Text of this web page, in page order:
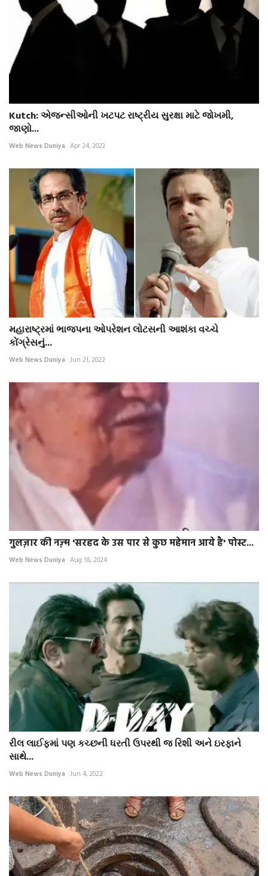
Kutch: એજન્સીઓની ખટપટ રાષ્ટ્રીય સુરક્ષા માટે જોખમી,
જાણો...
Web News Duniya Apr 24, 2023
મહારાષ્ટ્રમાં ભાજપના ઓપરેશન લોટસની આશંકા વચ્ચે
કોંગ્રેસનું...
Web News Duniya Jun 21, 2022
गुलज़ार की नज़्म 'सरहद के उस पार से कुछ महेमान आये है' पोस्ट...
Web News Duniya Aug 18, 2024
રીલ લાઈફમાં પણ કચ્છની ધરતી ઉપરથી જ રિશી અને ઇરફાને
સાથે...
Web News Duniya Jun 4, 2022